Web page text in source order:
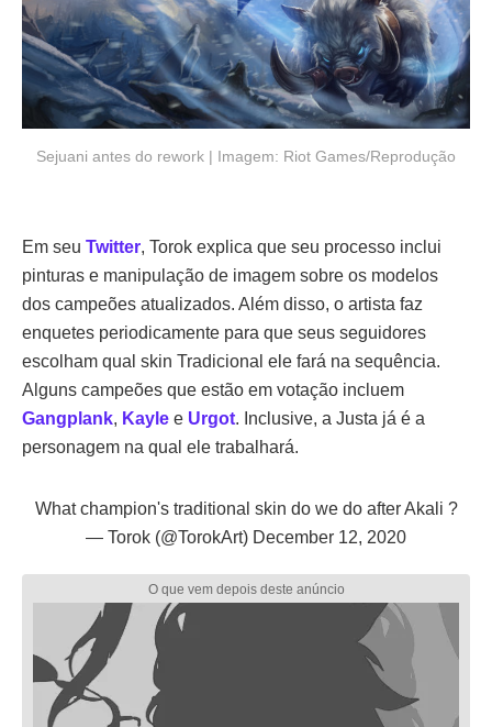
Sejuani antes do rework | Imagem: Riot Games/Reprodução
Em seu Twitter, Torok explica que seu processo inclui
pinturas e manipulação de imagem sobre os modelos
dos campeões atualizados. Além disso, o artista faz
enquetes periodicamente para que seus seguidores
escolham qual skin Tradicional ele fará na sequência.
Alguns campeões que estão em votação incluem
Gangplank, Kayle e Urgot. Inclusive, a Justa já é a
personagem na qual ele trabalhará.
What champion's traditional skin do we do after Akali ?
— Torok (@TorokArt) December 12, 2020